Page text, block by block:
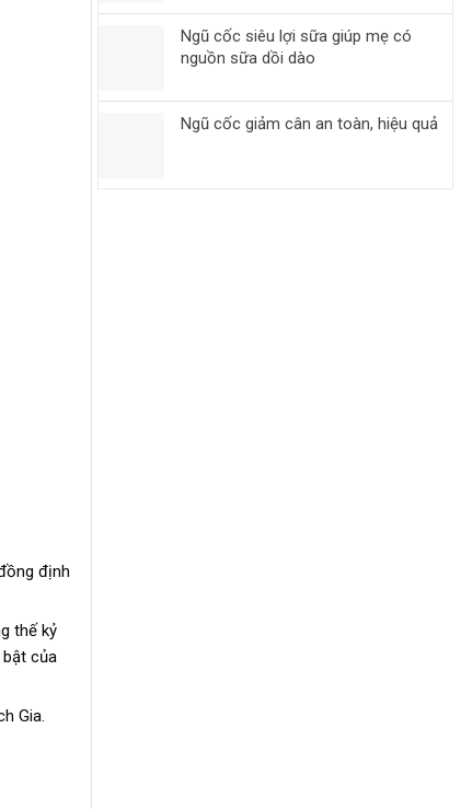
định
thế kỷ
bật của
Gia.
Ngũ cốc siêu lợi sữa giúp mẹ có
nguồn sữa dồi dào
Ngũ cốc giảm cân an toàn, hiệu quả